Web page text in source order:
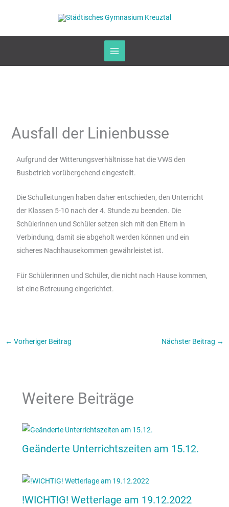
Ausfall der Linienbusse
Aufgrund der Witterungsverhältnisse hat die VWS den
Busbetrieb vorübergehend eingestellt.
Die Schulleitungen haben daher entschieden, den Unterricht
der Klassen 5-10 nach der 4. Stunde zu beenden. Die
Schülerinnen und Schüler setzen sich mit den Eltern in
Verbindung, damit sie abgeholt werden können und ein
sicheres Nachhausekommen gewährleistet ist.
Für Schülerinnen und Schüler, die nicht nach Hause kommen,
ist eine Betreuung eingerichtet.
← Vorheriger Beitrag Nächster Beitrag →
Weitere Beiträge
Geänderte Unterrichtszeiten am 15.12.
!WICHTIG! Wetterlage am 19.12.2022